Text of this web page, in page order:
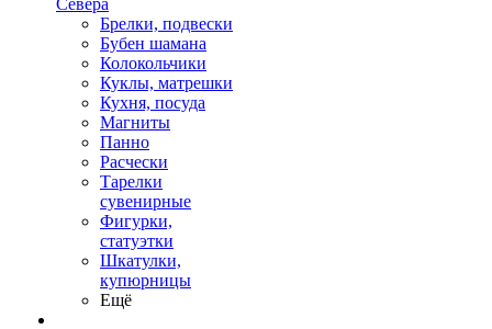
Севера
Брелки, подвески
Бубен шамана
Колокольчики
Куклы, матрешки
Кухня, посуда
Магниты
Панно
Расчески
Тарелки
сувенирные
Фигурки,
статуэтки
Шкатулки,
купюрницы
Ещё